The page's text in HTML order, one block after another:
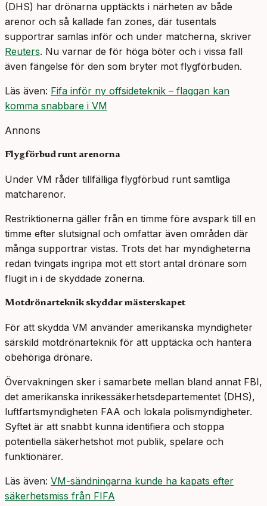
(DHS) har drönarna upptäckts i närheten av både
arenor och så kallade fan zones, där tusentals
supportrar samlas inför och under matcherna, skriver
Reuters. Nu varnar de för höga böter och i vissa fall
även fängelse för den som bryter mot flygförbuden.
Läs även: Fifa inför ny offsideteknik – flaggan kan
komma snabbare i VM
Annons
Flygförbud runt arenorna
Under VM råder tillfälliga flygförbud runt samtliga
matcharenor.
Restriktionerna gäller från en timme före avspark till en
timme efter slutsignal och omfattar även områden där
många supportrar vistas. Trots det har myndigheterna
redan tvingats ingripa mot ett stort antal drönare som
flugit in i de skyddade zonerna.
Motdrönarteknik skyddar mästerskapet
För att skydda VM använder amerikanska myndigheter
särskild motdrönarteknik för att upptäcka och hantera
obehöriga drönare.
Övervakningen sker i samarbete mellan bland annat FBI,
det amerikanska inrikessäkerhetsdepartementet (DHS),
luftfartsmyndigheten FAA och lokala polismyndigheter.
Syftet är att snabbt kunna identifiera och stoppa
potentiella säkerhetshot mot publik, spelare och
funktionärer.
Läs även: VM-sändningarna kunde ha kapats efter
säkerhetsmiss från FIFA